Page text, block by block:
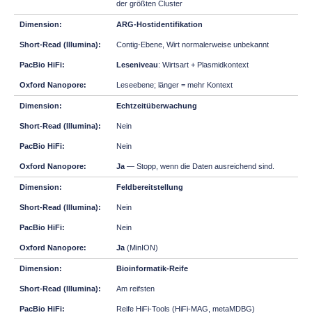
der größten Cluster
ARG-Hostidentifikation
Contig-Ebene, Wirt normalerweise unbekannt
Leseniveau: Wirtsart + Plasmidkontext
Leseebene; länger = mehr Kontext
Echtzeitüberwachung
Nein
Nein
Ja— Stopp, wenn die Daten ausreichend sind.
Feldbereitstellung
Nein
Nein
Ja(MinION)
Bioinformatik-Reife
Am reifsten
Reife HiFi-Tools (HiFi-MAG, metaMDBG)